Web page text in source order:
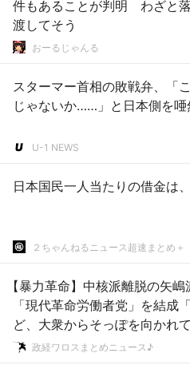
件もあることが判明 わざと
渡してそう
おーるじゃんる
スターマー首相の敗戦弁、「
じゃないか……」と日本側を唖
U-1 NEWS
日本国民一人当たりの借金は
２ちゃんねるニュース超速まとめ＋
【暴力革命】中核派離脱の矢
「現代革命労働者党」を結成
ど、大衆からそっぽを向かれ
ｗｗｗｗｗ
政経ワロスまとめニュース♪